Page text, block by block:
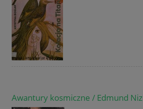
Awantury kosmiczne / Edmund